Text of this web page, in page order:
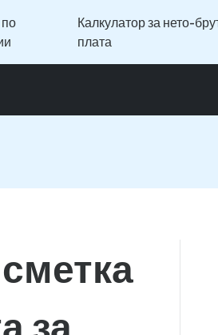
Калкулатор за нето-
плата